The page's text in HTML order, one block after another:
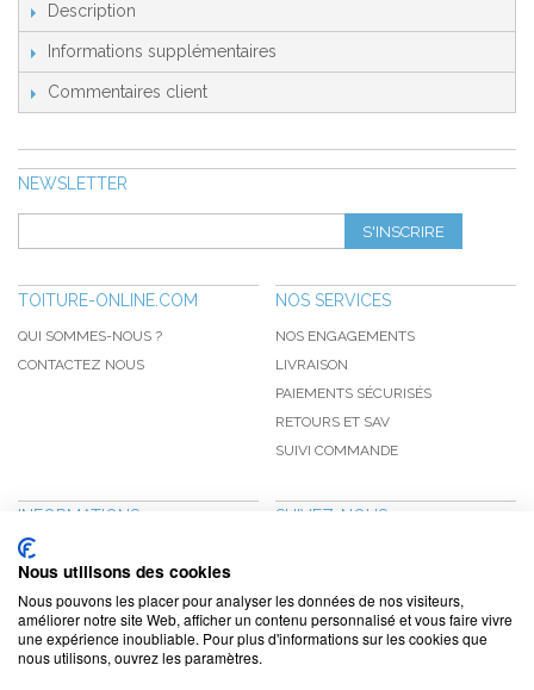
Description
Informations supplémentaires
Commentaires client
NEWSLETTER
S'INSCRIRE
TOITURE-ONLINE.COM
QUI SOMMES-NOUS ?
CONTACTEZ NOUS
NOS SERVICES
NOS ENGAGEMENTS
LIVRAISON
PAIEMENTS SÉCURISÉS
RETOURS ET SAV
SUIVI COMMANDE
INFORMATIONS
NOUVEAUTÉS
PROMOTIONS
CGV
CONFIDENTIALITÉ
MENTIONS LÉGALES
SUIVEZ-NOUS
NOTRE BLOG
Nous utilisons des cookies
Nous pouvons les placer pour analyser les données de nos visiteurs,
améliorer notre site Web, afficher un contenu personnalisé et vous faire vivre
une expérience inoubliable. Pour plus d'informations sur les cookies que
nous utilisons, ouvrez les paramètres.